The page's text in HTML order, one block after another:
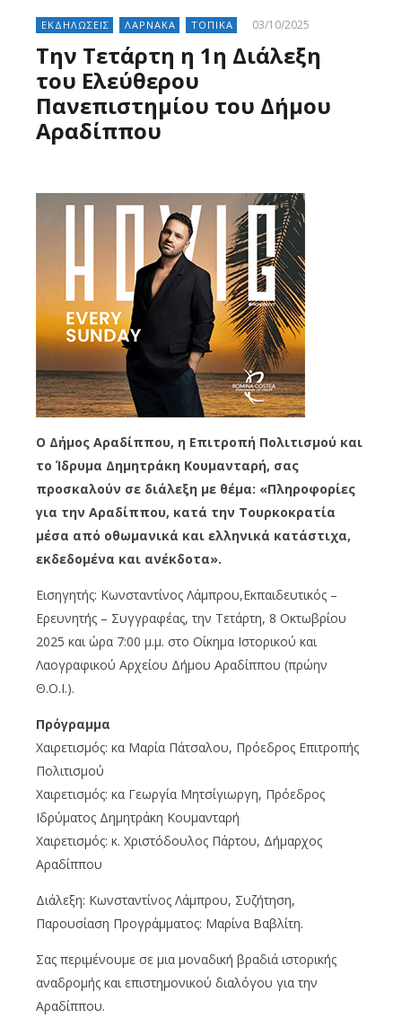
ΕΚΔΗΛΩΣΕΙΣ ΛΑΡΝΑΚΑ ΤΟΠΙΚΑ 03/10/2025
Την Τετάρτη η 1η Διάλεξη
του Ελεύθερου
Πανεπιστημίου του Δήμου
Αραδίππου
Ο Δήμος Αραδίππου, η Επιτροπή Πολιτισμού και
το Ίδρυμα Δημητράκη Κουμανταρή, σας
προσκαλούν σε διάλεξη με θέμα: «Πληροφορίες
για την Αραδίππου, κατά την Τουρκοκρατία
μέσα από οθωμανικά και ελληνικά κατάστιχα,
εκδεδομένα και ανέκδοτα».
Εισηγητής: Κωνσταντίνος Λάμπρου,Εκπαιδευτικός –
Ερευνητής – Συγγραφέας, την Τετάρτη, 8 Οκτωβρίου
2025 και ώρα 7:00 μ.μ. στο Οίκημα Ιστορικού και
Λαογραφικού Αρχείου Δήμου Αραδίππου (πρώην
Θ.Ο.Ι.).
Πρόγραμμα
Χαιρετισμός: κα Μαρία Πάτσαλου, Πρόεδρος Επιτροπής
Πολιτισμού
Χαιρετισμός: κα Γεωργία Μητσίγιωργη, Πρόεδρος
Ιδρύματος Δημητράκη Κουμανταρή
Χαιρετισμός: κ. Χριστόδουλος Πάρτου, Δήμαρχος
Αραδίππου
Διάλεξη: Κωνσταντίνος Λάμπρου, Συζήτηση,
Παρουσίαση Προγράμματος: Μαρίνα Βαβλίτη.
Σας περιμένουμε σε μια μοναδική βραδιά ιστορικής
αναδρομής και επιστημονικού διαλόγου για την
Αραδίππου.